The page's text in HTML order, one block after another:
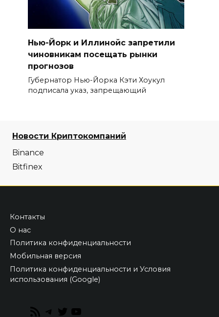
Нью-Йорк и Иллинойс запретили
чиновникам посещать рынки
прогнозов
Губернатор Нью-Йорка Кэти Хоукул
подписала указ, запрещающий
Новости Криптокомпаний
Binance
Bitfinex
Контакты
О нас
Политика конфиденциальности
Мобильная версия
Политика конфиденциальности и Условия
использования (Google)
RSS
Telegram
Twitter